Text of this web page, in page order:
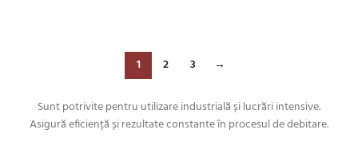
1 2 3 →
Sunt potrivite pentru utilizare industrială și lucrări intensive.
Asigură eficiență și rezultate constante în procesul de debitare.